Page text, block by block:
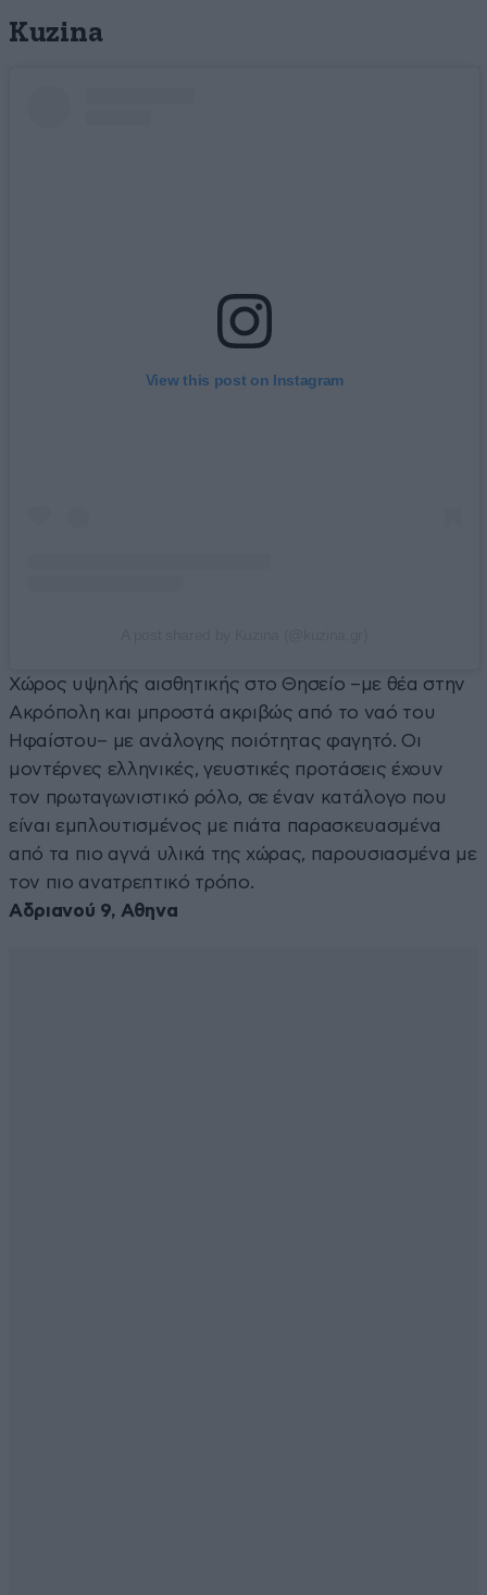
Kuzina
View this post on Instagram
Χώρος υψηλής αισθητικής στο Θησείο –με θέα στην
Ακρόπολη και μπροστά ακριβώς από το ναό του
Ηφαίστου– με ανάλογης ποιότητας φαγητό. Οι
μοντέρνες ελληνικές, γευστικές προτάσεις έχουν
τον πρωταγωνιστικό ρόλο, σε έναν κατάλογο που
είναι εμπλουτισμένος με πιάτα παρασκευασμένα
από τα πιο αγνά υλικά της χώρας, παρουσιασμένα με
τον πιο ανατρεπτικό τρόπο.
Αδριανού 9, Αθηνα